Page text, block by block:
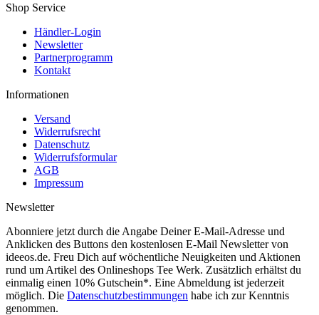
Shop Service
Händler-Login
Newsletter
Partnerprogramm
Kontakt
Informationen
Versand
Widerrufsrecht
Datenschutz
Widerrufsformular
AGB
Impressum
Newsletter
Abonniere jetzt durch die Angabe Deiner E-Mail-Adresse und
Anklicken des Buttons den kostenlosen E-Mail Newsletter von
ideeos.de. Freu Dich auf wöchentliche Neuigkeiten und Aktionen
rund um Artikel des Onlineshops Tee Werk. Zusätzlich erhältst du
einmalig einen 10% Gutschein*. Eine Abmeldung ist jederzeit
möglich. Die Datenschutzbestimmungen habe ich zur Kenntnis
genommen.